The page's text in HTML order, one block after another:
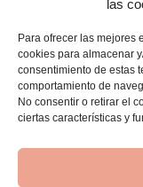
las
Para ofrecer las mejores
cookies para almacenar
consentimiento de estas
comportamiento de
No consentir o retirar el
ciertas características y
Declaración de